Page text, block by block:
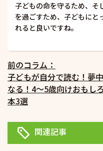
子どもの命を守るため、そ
を過ごすため、子どもにと
れると良いですね。
投
稿
ナ
ビ
ゲ
ー
前のコラム：
子どもが自分で読む！夢
なる！4〜5歳向けおもし
本3選
関連記事